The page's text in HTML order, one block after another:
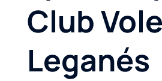
Club
Leganés